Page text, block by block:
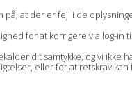
at der er fejl i de
for at korrigere via log-in
dit samtykke, og vi
eller for at retskrav